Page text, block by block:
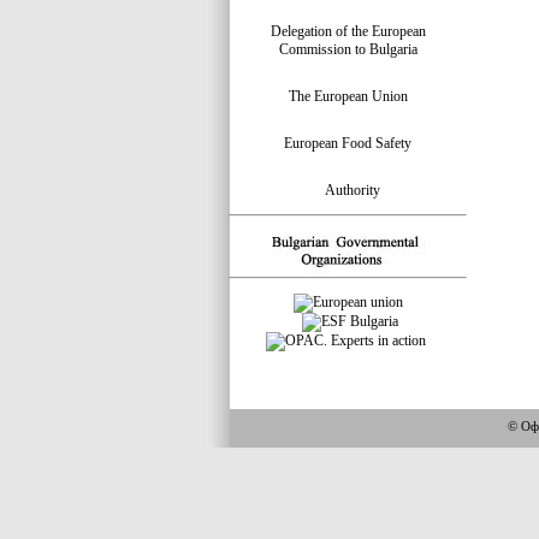
Delegation of the European
Commission to Bulgaria
The European Union
European Food Safety
Authority
©